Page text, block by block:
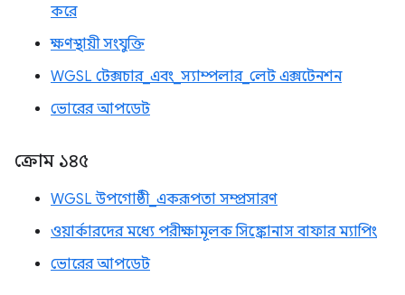
করে
ক্ষণস্থায়ী সংযুক্তি
WGSL টেক্সচার_এবং_স্যাম্পলার_লেট এক্সটেনশন
ভোরের আপডেট
ক্রোম ১৪৫
WGSL উপগোষ্ঠী_একরূপতা সম্প্রসারণ
ওয়ার্কারদের মধ্যে পরীক্ষামূলক সিঙ্ক্রোনাস বাফার ম্যাপিং
ভোরের আপডেট